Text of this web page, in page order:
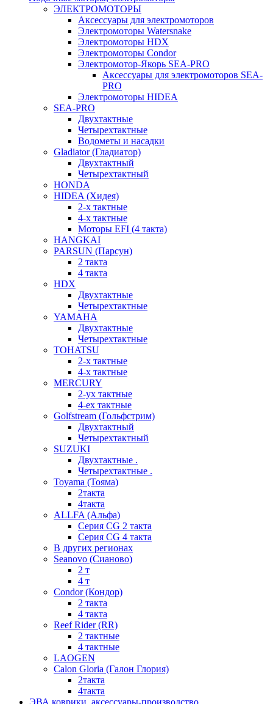
ЭЛЕКТРОМОТОРЫ
Аксессуары для электромоторов
Электромоторы Watersnake
Электромоторы HDX
Электромоторы Condor
Электромотор-Якорь SEA-PRO
Аксессуары для электромоторов SEA-
PRO
Электромоторы HIDEA
SEA-PRO
Двухтактные
Четырехтактные
Водометы и насадки
Gladiator (Гладиатор)
Двухтактный
Четырехтактный
HONDA
HIDEA (Хидея)
2-х тактные
4-х тактные
Моторы EFI (4 такта)
HANGKAI
PARSUN (Парсун)
2 такта
4 такта
HDX
Двухтактные
Четырехтактные
YAMAHA
Двухтактные
Четырехтактные
TOHATSU
2-х тактные
4-х тактные
MERCURY
2-ух тактные
4-ех тактные
Golfstream (Гольфстрим)
Двухтактный
Четырехтактный
SUZUKI
Двухтактные .
Четырехтактные .
Toyama (Тояма)
2такта
4такта
ALLFA (Альфа)
Серия СG 2 такта
Серия СG 4 такта
В других регионах
Seanovo (Сианово)
2 т
4 т
Condor (Кондор)
2 такта
4 такта
Reef Rider (RR)
2 тактные
4 тактные
LAOGEN
Calon Gloria (Галон Глория)
2такта
4такта
ЭВА коврики, аксессуары-производство